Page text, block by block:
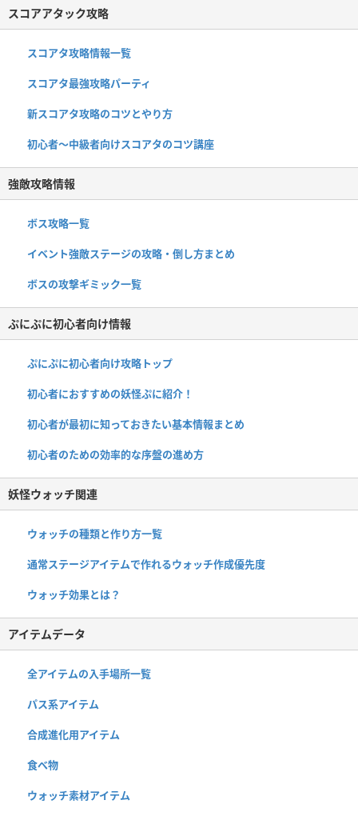
スコアアタック攻略
スコアタ攻略情報一覧
スコアタ最強攻略パーティ
新スコアタ攻略のコツとやり方
初心者〜中級者向けスコアタのコツ講座
強敵攻略情報
ボス攻略一覧
イベント強敵ステージの攻略・倒し方まとめ
ボスの攻撃ギミック一覧
ぷにぷに初心者向け情報
ぷにぷに初心者向け攻略トップ
初心者におすすめの妖怪ぷに紹介！
初心者が最初に知っておきたい基本情報まとめ
初心者のための効率的な序盤の進め方
妖怪ウォッチ関連
ウォッチの種類と作り方一覧
通常ステージアイテムで作れるウォッチ作成優先度
ウォッチ効果とは？
アイテムデータ
全アイテムの入手場所一覧
パス系アイテム
合成進化用アイテム
食べ物
ウォッチ素材アイテム